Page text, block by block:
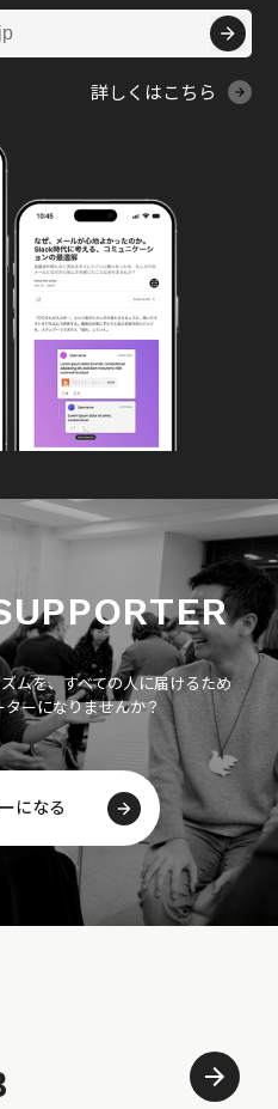
詳しくはこちら
ムを、すべての人に届けるため
ーになりませんか？
になる